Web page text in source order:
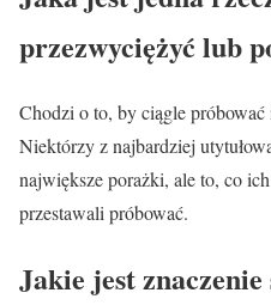
przezwyciężyć lub
Chodzi o to, by ciągle
Niektórzy z najbardziej
największe porażki, ale to, co
przestawali próbować.
Jakie jest